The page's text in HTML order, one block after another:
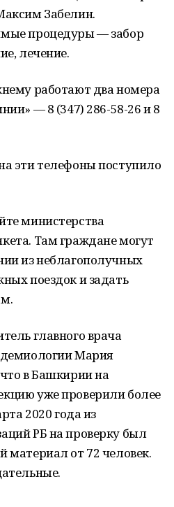
Забелин.
процедуры — забор
лечение.
работают два номера
— 8 (347) 286-58-26 и 8
эти телефоны поступило
министерства
Там граждане могут
из неблагополучных
поездок и задать
главного врача
Мария
в Башкирии на
уже проверили более
2020 года из
РБ на проверку был
материал от 72 человек.